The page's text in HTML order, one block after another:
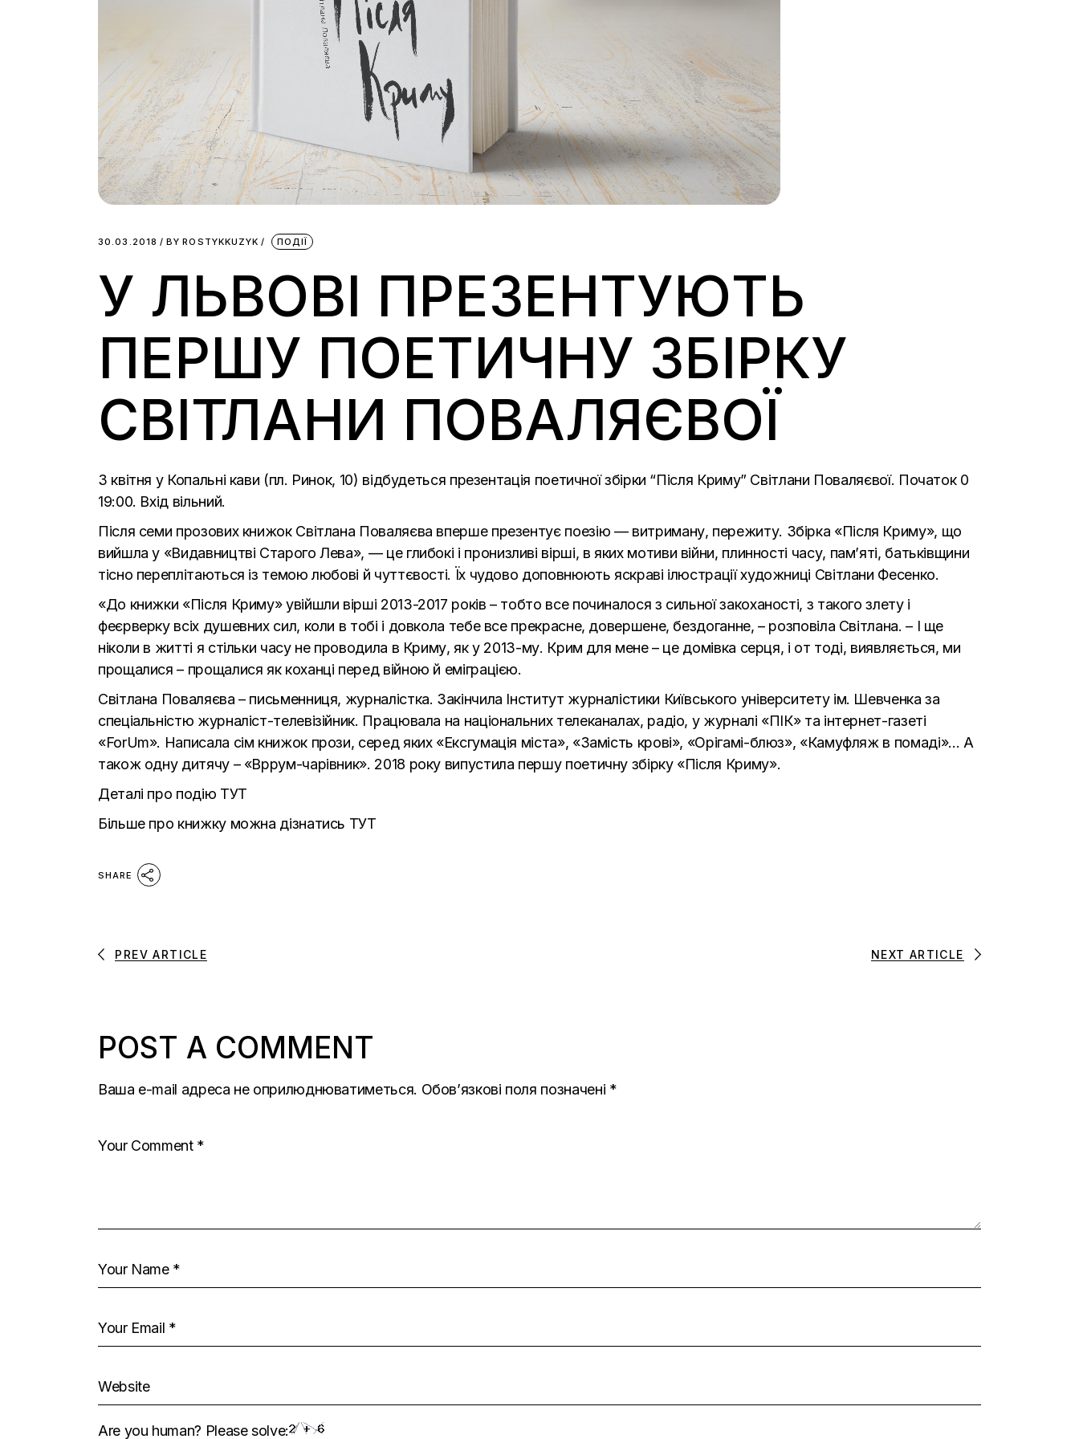
30.03.2018 BY ROSTYKKUZYK ПОДІЇ
У ЛЬВОВІ ПРЕЗЕНТУЮТЬ
ПЕРШУ ПОЕТИЧНУ ЗБІРКУ
СВІТЛАНИ ПОВАЛЯЄВОЇ
3 квітня у Копальні кави (пл. Ринок, 10) відбудеться презентація поетичної збірки “Після Криму” Світлани Поваляєвої. Початок 0
19:00. Вхід вільний.
Після семи прозових книжок Світлана Поваляєва вперше презентує поезію — витриману, пережиту. Збірка «Після Криму», що
вийшла у «Видавництві Старого Лева», — це глибокі і пронизливі вірші, в яких мотиви війни, плинності часу, пам’яті, батьківщини
тісно переплітаються із темою любові й чуттєвості. Їх чудово доповнюють яскраві ілюстрації художниці Світлани Фесенко.
«До книжки «Після Криму» увійшли вірші 2013-2017 років – тобто все починалося з сильної закоханості, з такого злету і
феєрверку всіх душевних сил, коли в тобі і довкола тебе все прекрасне, довершене, бездоганне, – розповіла Світлана. – І ще
ніколи в житті я стільки часу не проводила в Криму, як у 2013-му. Крим для мене – це домівка серця, і от тоді, виявляється, ми
прощалися – прощалися як коханці перед війною й еміграцією.
Світлана Поваляєва – письменниця, журналістка. Закінчила Інститут журналістики Київського університету ім. Шевченка за
спеціальністю журналіст-телевізійник. Працювала на національних телеканалах, радіо, у журналі «ПІК» та інтернет-газеті
«ForUm». Написала сім книжок прози, серед яких «Ексгумація міста», «Замість крові», «Орігамі-блюз», «Камуфляж в помаді»… А
також одну дитячу – «Вррум-чарівник». 2018 року випустила першу поетичну збірку «Після Криму».
Деталі про подію ТУТ
Більше про книжку можна дізнатись ТУТ
SHARE
PREV ARTICLE NEXT ARTICLE
POST A COMMENT
Ваша e-mail адреса не оприлюднюватиметься. Обов’язкові поля позначені *
Are you human? Please solve: